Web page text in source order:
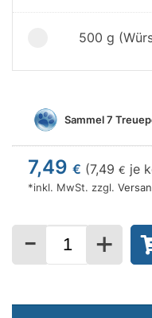
500 g
Sammel 7
7,49 € (7,49 € je
*inkl. MwSt. zzgl.
- +